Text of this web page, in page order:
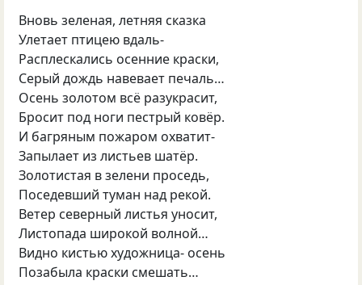
Вновь зеленая, летняя сказка
Улетает птицею вдаль-
Расплескались осенние краски,
Серый дождь навевает печаль…
Осень золотом всё разукрасит,
Бросит под ноги пестрый ковёр.
И багряным пожаром охватит-
Запылает из листьев шатёр.
Золотистая в зелени проседь,
Поседевший туман над рекой.
Ветер северный листья уносит,
Листопада широкой волной…
Видно кистью художница- осень
Позабыла краски смешать…